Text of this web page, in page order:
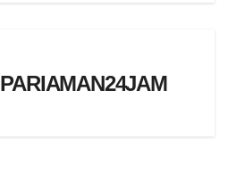
PARIAMAN24JAM